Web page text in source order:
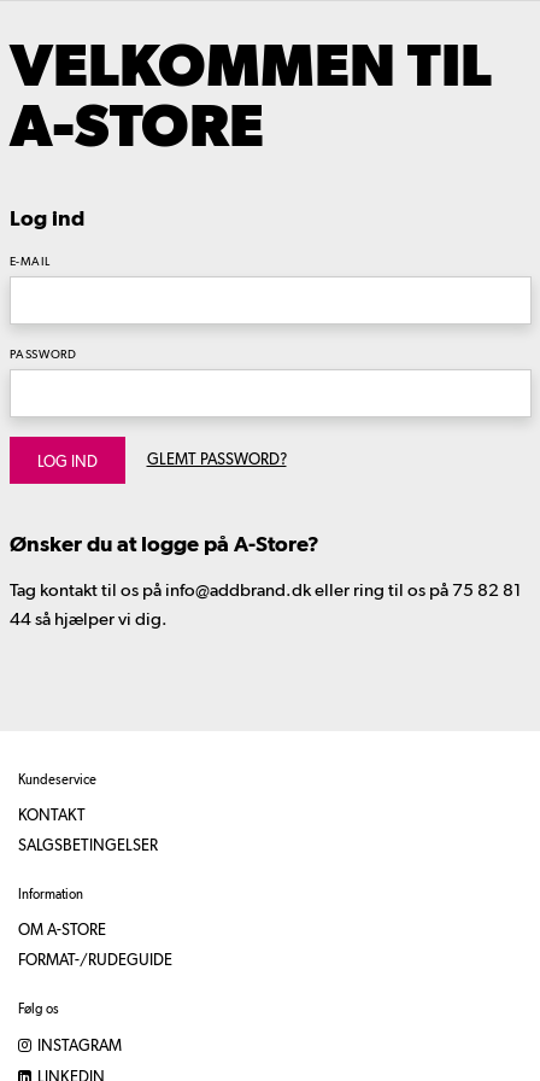
VELKOMMEN TIL
A-STORE
Log ind
E-MAIL
PASSWORD
LOG IND GLEMT PASSWORD?
Ønsker du at logge på A-Store?
Tag kontakt til os på info@addbrand.dk eller ring til os på 75 82 81
44 så hjælper vi dig.
Kundeservice
KONTAKT
SALGSBETINGELSER
Information
OM A-STORE
FORMAT-/RUDEGUIDE
Følg os
INSTAGRAM